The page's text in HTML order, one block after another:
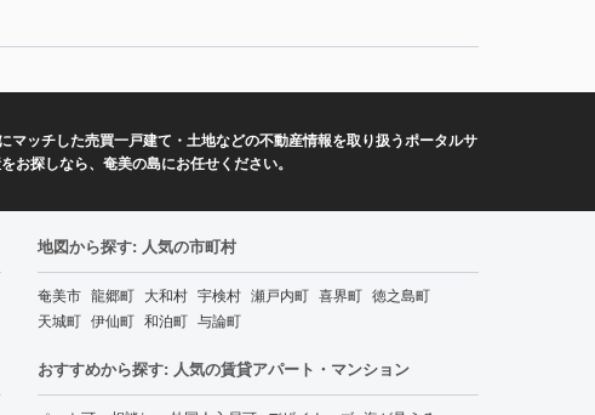
ッチした売買一戸建て・土地などの不動産情報を取り扱うポータルサ
探しなら、奄美の島にお任せください。
地図から探す: 人気の市町村
奄美市 龍郷町 大和村 宇検村 瀬戸内町 喜界町 徳之島町
天城町 伊仙町 和泊町 与論町
おすすめから探す: 人気の賃貸アパート・マンション